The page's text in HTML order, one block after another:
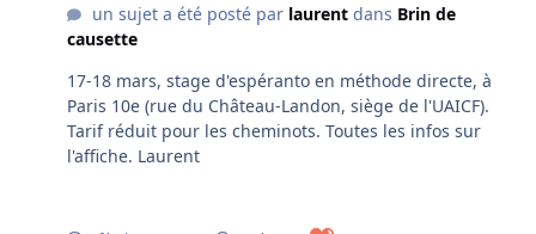
un sujet a été posté par laurentdans Brin de
causette
17-18 mars, stage d'espéranto en méthode directe, à
Paris 10e (rue du Château-Landon, siège de l'UAICF).
Tarif réduit pour les cheminots. Toutes les infos sur
l'affiche. Laurent